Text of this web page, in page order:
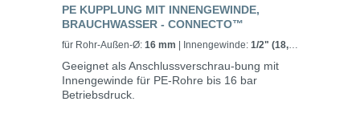
PE KUPPLUNG MIT INNENGEWINDE,
BRAUCHWASSER - CONNECTO™
für Rohr-Außen-Ø: 16 mm | Innengewinde: 1/2" (18,7
Geeignet als Anschlussverschrau-bung mit
Innengewinde für PE-Rohre bis 16 bar
Betriebsdruck.